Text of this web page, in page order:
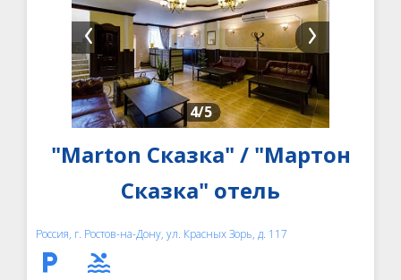
4/5
"Marton Сказка" / "Мартон
Сказка" отель
Россия, г. Ростов-на-Дону, ул. Красных Зорь, д. 117